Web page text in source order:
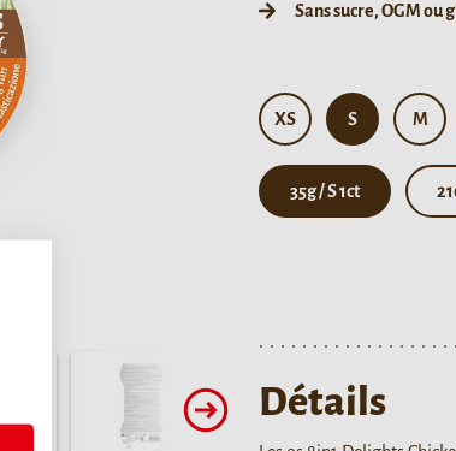
Sans sucre, OGM ou
XS S M
35g / S 1ct
Détails